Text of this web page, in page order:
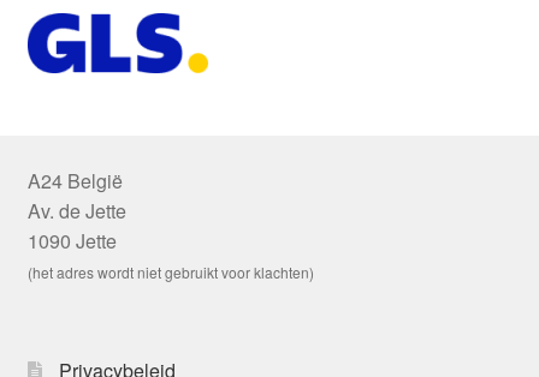
A24 België
Av. de Jette
1090 Jette
(het adres wordt niet gebruikt voor klachten)
Privacybeleid